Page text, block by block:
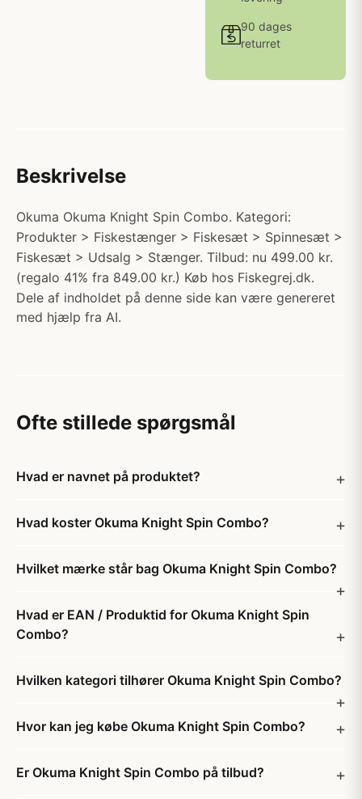
90 dages
returret
Beskrivelse
Okuma Okuma Knight Spin Combo. Kategori:
Produkter > Fiskestænger > Fiskesæt > Spinnesæt >
Fiskesæt > Udsalg > Stænger. Tilbud: nu 499.00 kr.
(regalo 41% fra 849.00 kr.) Køb hos Fiskegrej.dk.
Dele af indholdet på denne side kan være genereret
med hjælp fra AI.
Ofte stillede spørgsmål
Hvad er navnet på produktet?
Hvad koster Okuma Knight Spin Combo?
Hvilket mærke står bag Okuma Knight Spin Combo?
Hvad er EAN / Produktid for Okuma Knight Spin
Combo?
Hvilken kategori tilhører Okuma Knight Spin Combo?
Hvor kan jeg købe Okuma Knight Spin Combo?
Er Okuma Knight Spin Combo på tilbud?